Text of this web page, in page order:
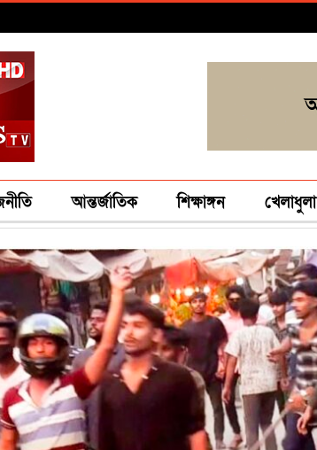
আন্তর্জাতিক শিক্ষাঙ্গন খেলাধুলা